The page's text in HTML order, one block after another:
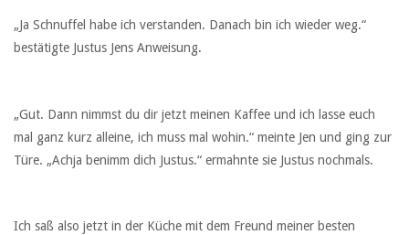
„Ja Schnuffel habe ich verstanden. Danach bin ich wieder weg.“
bestätigte Justus Jens Anweisung.
„Gut. Dann nimmst du dir jetzt meinen Kaffee und ich lasse euch
mal ganz kurz alleine, ich muss mal wohin.“ meinte Jen und ging zur
Türe. „Achja benimm dich Justus.“ ermahnte sie Justus nochmals.
Ich saß also jetzt in der Küche mit dem Freund meiner besten